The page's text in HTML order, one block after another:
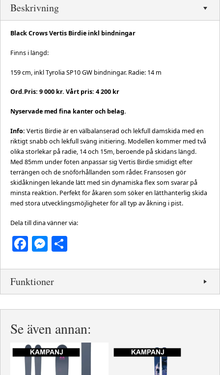
Beskrivning
Black Crows Vertis Birdie inkl bindningar
Finns i längd:
159 cm, inkl Tyrolia SP10 GW bindningar. Radie: 14 m
Ord.Pris: 9 000 kr. Vårt pris: 4 200 kr
Nyservade med fina kanter och belag.
Info: Vertis Birdie är en välbalanserad och lekfull damskida med en
riktigt snabb och lekfull sväng initiering. Modellen kommer med två
olika storlekar på radie, 14 och 15m, beroende på skidans längd.
Med 85mm under foten anpassar sig Vertis Birdie smidigt efter
terrängen och de snöförhållanden som råder. Fransosen gör
skidåkningen lekande lätt med sin dynamiska flex som svarar på
minsta reaktion. Perfekt för åkaren som söker en lätthanterlig skida
med stora utvecklingsmöjligheter för all typ av åkning i pist.
Dela till dina vänner via:
Facebook
Messenger
Funktioner
Se även annan: